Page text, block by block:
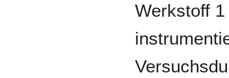
Werkstoff